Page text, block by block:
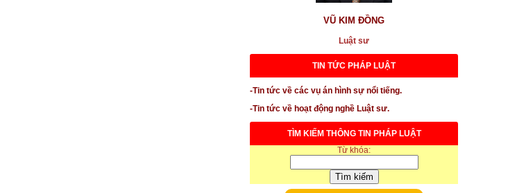
VŨ KIM ĐỒNG
Luật sư
TIN TỨC PHÁP LUẬT
-Tin tức về các vụ án hình sự nổi tiếng.
-Tin tức về hoạt động nghề Luật sư.
TÌM KIẾM THÔNG TIN PHÁP LUẬT
Từ khóa:
* TAND cấp cao hủy 2 bản án sơ thẩm và phúc thẩm
vụ “đương sự định nhảy lầu”
* Đơn giản hoá thủ tục hành chính trong thời gian
đầu lập thành phố Thủ Đức
* Mua nhầm dự án ảo vì nghe những lời quảng cáo
có cánh và hám lợi nhiều